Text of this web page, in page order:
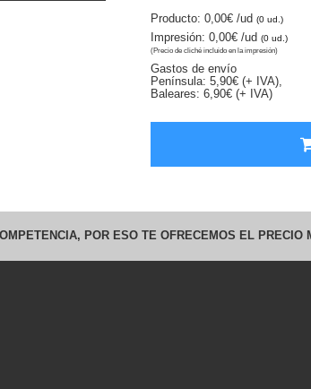
Producto: 0,00€ /ud (0 ud.)
Impresión: 0,00€ /ud (0 ud.)
(Precio de cliché incluido en la impresión)
Gastos de envío
Península: 5,90€ (+ IVA),
Baleares: 6,90€ (+ IVA)
POR ESO TE OFRECEMOS EL PRECIO